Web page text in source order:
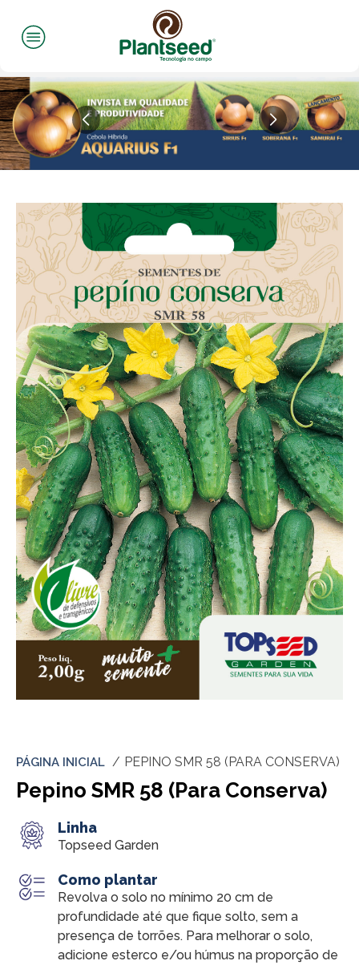
PÁGINA INICIAL PEPINO SMR 58 (PARA CONSERVA)
Pepino SMR 58 (Para Conserva)
Linha
Topseed Garden
Como plantar
Revolva o solo no mínimo 20 cm de
profundidade até que fique solto, sem a
presença de torrões. Para melhorar o solo,
adicione esterco e/ou húmus na proporção de